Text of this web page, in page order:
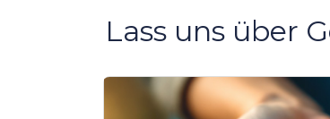
Lass uns über